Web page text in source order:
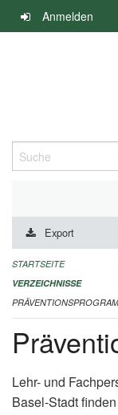
Navigation
überspringen
Anmelden
Suche
DURCHFÜHRUNG
IMPRESSUM
Export
STARTSEITE
VERZEICHNISSE
Lehr- und
Basel-Stadt